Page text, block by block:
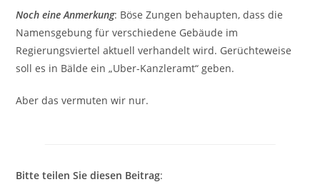
Noch eine Anmerkung: Böse Zungen behaupten, dass die
Namensgebung für verschiedene Gebäude im
Regierungsviertel aktuell verhandelt wird. Gerüchteweise
soll es in Bälde ein „Uber-Kanzleramt“ geben.
Aber das vermuten wir nur.
Bitte teilen Sie diesen Beitrag: